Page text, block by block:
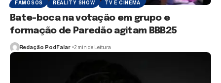
FAMOSOS REALITY SHOW TV E CINEMA
Bate-boca na votação em grupo e
formação de Paredão agitam BBB25
Redação PodFalar 2 min de Leitura